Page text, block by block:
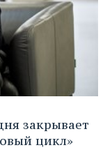
закрывает
цикл»